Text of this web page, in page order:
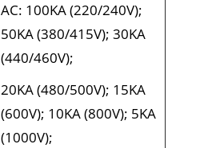
AC: 100KA (220/240V);
50KA (380/415V); 30KA
(440/460V);
20KA (480/500V); 15KA
(600V); 10KA (800V); 5KA
(1000V);